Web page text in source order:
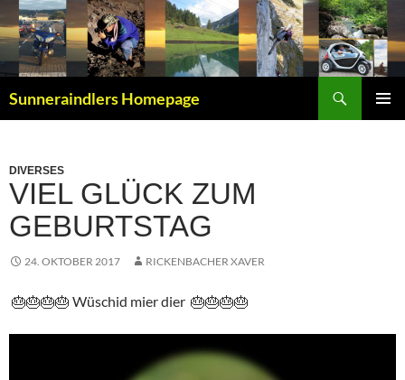
Zum
Inhalt
springen
Sunneraindlers Homepage
DIVERSES
VIEL GLÜCK ZUM
GEBURTSTAG
24. OKTOBER 2017 RICKENBACHER XAVER
🎂🎂🎂🎂 Wüschid mier dier 🎂🎂🎂🎂